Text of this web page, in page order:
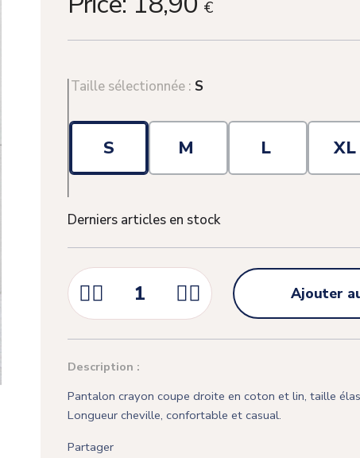
€
Taille sélectionnée : S
S M L XL
Derniers articles en stock
  Ajouter
Description :
Pantalon crayon coupe droite en coton et lin, taille
Longueur cheville, confortable et casual.
Partager